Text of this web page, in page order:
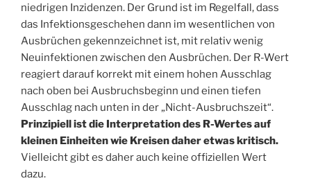
niedrigen Inzidenzen. Der Grund ist im Regelfall, dass
das Infektionsgeschehen dann im wesentlichen von
Ausbrüchen gekennzeichnet ist, mit relativ wenig
Neuinfektionen zwischen den Ausbrüchen. Der R-Wert
reagiert darauf korrekt mit einem hohen Ausschlag
nach oben bei Ausbruchsbeginn und einen tiefen
Ausschlag nach unten in der „Nicht-Ausbruchszeit“.
Prinzipiell ist die Interpretation des R-Wertes auf
kleinen Einheiten wie Kreisen daher etwas kritisch.
Vielleicht gibt es daher auch keine offiziellen Wert
dazu.